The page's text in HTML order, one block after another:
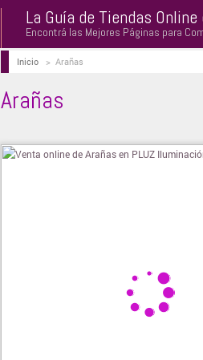
La Guía de Tiendas
Encontrá las Mejores Páginas para
Inicio> Arañas
Arañas